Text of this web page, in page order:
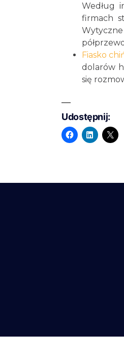
Według
firmach
Fiasko
dolarów
się
Udostępnij: